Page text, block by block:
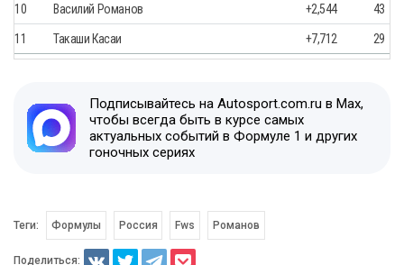
10 Василий Романов +2,544 43
11 Такаши Касаи +7,712 29
Подписывайтесь на Autosport.com.ru в Max,
чтобы всегда быть в курсе самых
актуальных событий в Формуле 1 и других
гоночных сериях
Теги: Формулы Россия Fws Романов
Поделиться: